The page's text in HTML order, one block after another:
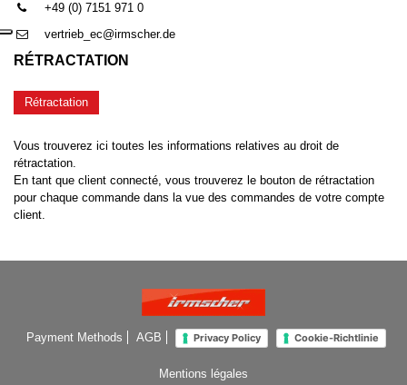
+49 (0) 7151 971 0
vertrieb_ec@irmscher.de
RÉTRACTATION
Rétractation
Vous trouverez ici toutes les informations relatives au droit de
rétractation.
En tant que client connecté, vous trouverez le bouton de rétractation
pour chaque commande dans la vue des commandes de votre compte
client.
Payment Methods AGB Privacy Policy Cookie-Richtlinie
Mentions légales